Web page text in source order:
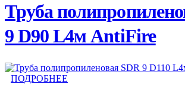
Труба
9 D90 L4м AntiFire
ПОДРОБНЕЕ